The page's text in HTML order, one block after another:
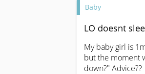
Baby
LO doesnt
My baby girl is
but the moment
down?" Advice??